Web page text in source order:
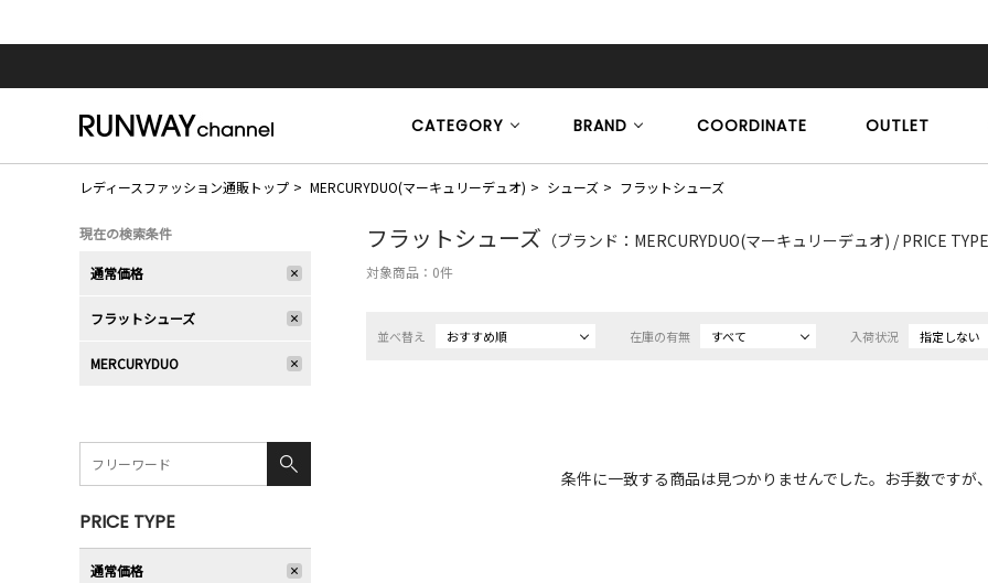
CATEGORY BRAND COORDINATE OUTLET
レディースファッション通販トップ MERCURYDUO(マーキュリーデュオ) シューズ フラットシューズ
フラットシューズ （ブランド：MERCURYDUO(マーキュリーデュオ) / PRICE
対象商品： 0件
並べ替え おすすめ順 在庫の有無 すべて 入荷状況 指定しない
条件に一致する商品は見つかりませんでした。お手数ですが
現在の検索条件
通常価格
フラットシューズ
MERCURYDUO
PRICE TYPE
通常価格